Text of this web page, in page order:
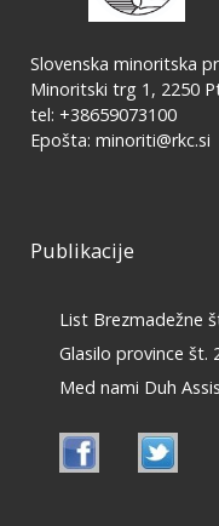
Slovenska minoritska
Minoritski trg 1, 2250
tel: +38659073100
Epošta: minoriti@rkc.si
Publikacije
List Brezmadežne
Glasilo province št.
Med nami Duh